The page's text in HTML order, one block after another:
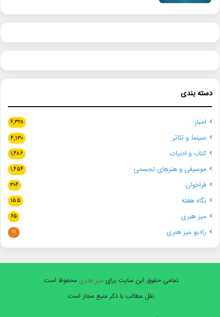
دسته بندی
اخبار ۶,۳۲۸
سینما و تئاتر ۴,۱۳۰
کتاب و ادبیات ۱,۴۸۶
موسیقی و هنرهای تجسمی ۱,۴۵۴
فراخوان ۳۰۴
نگاه هفته ۱۵۵
میز هنری ۶۵
رادیو میز هنری ۱۱
تمامی حقوق این سایت برای میز هنری محفوظ است.
نقل مطالب با ذکر منبع مجاز است.